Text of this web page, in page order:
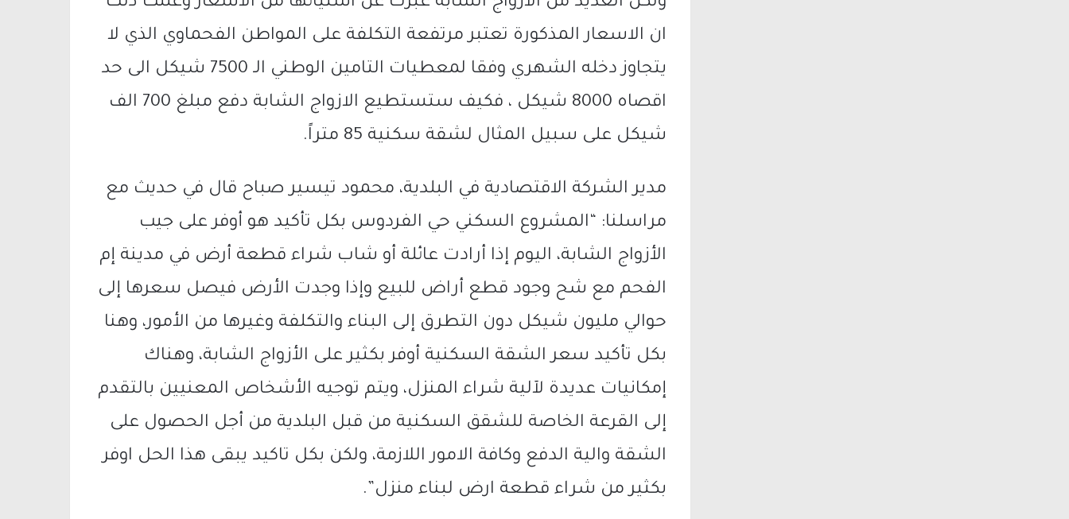
ان الاسعار المذكورة تعتبر مرتفعة التكلفة على المواطن الفحماوي الذي لا
يتجاوز دخله الشهري وفقا لمعطيات التامين الوطني الـ 7500 شيكل الى حد
اقصاه 8000 شيكل ، فكيف ستستطيع الازواج الشابة دفع مبلغ 700 الف
شيكل على سبيل المثال لشقة سكنية 85 متراً.
مدير الشركة الاقتصادية في البلدية، محمود تيسير صباح قال في حديث مع
مراسلنا: “المشروع السكني حي الفردوس بكل تأكيد هو أوفر على جيب
الأزواج الشابة، اليوم إذا أرادت عائلة أو شاب شراء قطعة أرض في مدينة إم
الفحم مع شح وجود قطع أراض للبيع وإذا وجدت الأرض فيصل سعرها إلى
حوالي مليون شيكل دون التطرق إلى البناء والتكلفة وغيرها من الأمور، وهنا
بكل تأكيد سعر الشقة السكنية أوفر بكثير على الأزواج الشابة، وهناك
إمكانيات عديدة لآلية شراء المنزل، ويتم توجيه الأشخاص المعنيين بالتقدم
إلى القرعة الخاصة للشقق السكنية من قبل البلدية من أجل الحصول على
الشقة والية الدفع وكافة الامور اللازمة، ولكن بكل تاكيد يبقى هذا الحل اوفر
بكثير من شراء قطعة ارض لبناء منزل”.